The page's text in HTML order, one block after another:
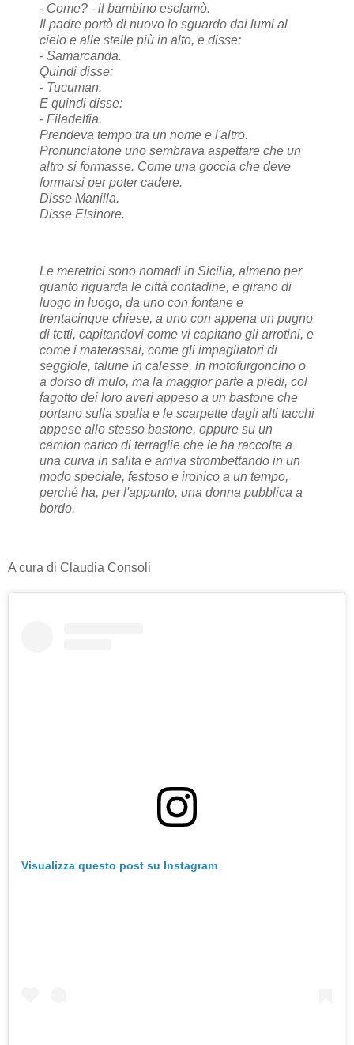
- Come? - il bambino esclamò.
Il padre portò di nuovo lo sguardo dai lumi al
cielo e alle stelle più in alto, e disse:
- Samarcanda.
Quindi disse:
- Tucuman.
E quindi disse:
- Filadelfia.
Prendeva tempo tra un nome e l'altro.
Pronunciatone uno sembrava aspettare che un
altro si formasse. Come una goccia che deve
formarsi per poter cadere.
Disse Manilla.
Disse Elsinore.
Le meretrici sono nomadi in Sicilia, almeno per
quanto riguarda le città contadine, e girano di
luogo in luogo, da uno con fontane e
trentacinque chiese, a uno con appena un pugno
di tetti, capitandovi come vi capitano gli arrotini, e
come i materassai, come gli impagliatori di
seggiole, talune in calesse, in motofurgoncino o
a dorso di mulo, ma la maggior parte a piedi, col
fagotto dei loro averi appeso a un bastone che
portano sulla spalla e le scarpette dagli alti tacchi
appese allo stesso bastone, oppure su un
camion carico di terraglie che le ha raccolte a
una curva in salita e arriva strombettando in un
modo speciale, festoso e ironico a un tempo,
perché ha, per l'appunto, una donna pubblica a
bordo.
A cura di Claudia Consoli
Visualizza questo post su Instagram